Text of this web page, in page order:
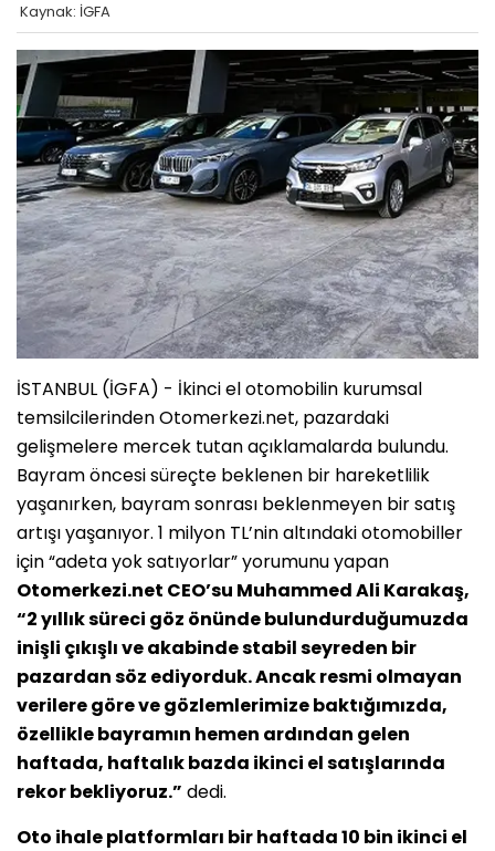
Kaynak: İGFA
İSTANBUL (İGFA) - İkinci el otomobilin kurumsal
temsilcilerinden Otomerkezi.net, pazardaki
gelişmelere mercek tutan açıklamalarda bulundu.
Bayram öncesi süreçte beklenen bir hareketlilik
yaşanırken, bayram sonrası beklenmeyen bir satış
artışı yaşanıyor. 1 milyon TL’nin altındaki otomobiller
için “adeta yok satıyorlar” yorumunu yapan
Otomerkezi.net CEO’su Muhammed Ali Karakaş,
“2 yıllık süreci göz önünde bulundurduğumuzda
inişli çıkışlı ve akabinde stabil seyreden bir
pazardan söz ediyorduk. Ancak resmi olmayan
verilere göre ve gözlemlerimize baktığımızda,
özellikle bayramın hemen ardından gelen
haftada, haftalık bazda ikinci el satışlarında
rekor bekliyoruz.” dedi.
Oto ihale platformları bir haftada 10 bin ikinci el